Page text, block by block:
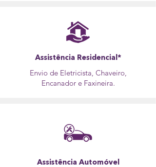
Assistência Residencial*
Envio de Eletricista, Chaveiro,
Encanador e Faxineira.
Assistência Automóvel